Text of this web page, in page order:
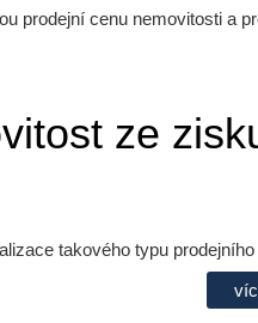
prodejní cenu nemovitosti a
ze
takového typu prodejního